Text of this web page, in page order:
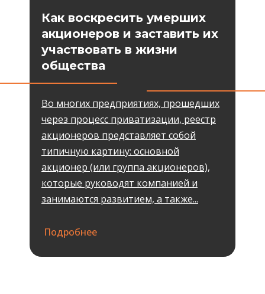
Как воскресить умерших
акционеров и заставить их
участвовать в жизни
общества
Во многих предприятиях, прошедших
через процесс приватизации, реестр
акционеров представляет собой
типичную картину: основной
акционер (или группа акционеров),
которые руководят компанией и
занимаются развитием, а также...
Подробнее